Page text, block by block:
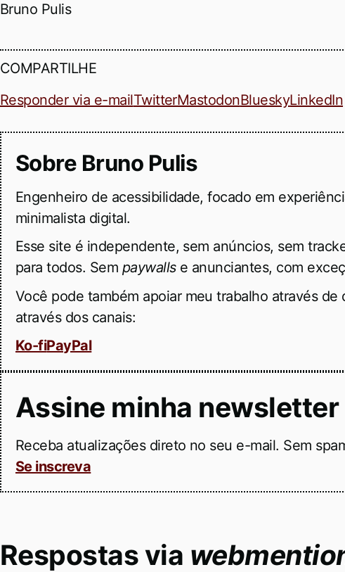
Bruno Pulis
COMPARTILHE
Responder via e-mailTwitterMastodonBlueskyLinkedIn
Sobre Bruno Pulis
Engenheiro de acessibilidade, focado em
minimalista digital.
Esse site é independente, sem anúncios, sem
para todos. Sem paywallse anunciantes, com
Você pode também apoiar meu trabalho através de
através dos canais:
Ko-fiPayPal
Assine minha newsletter
Receba atualizações direto no seu e-mail. Sem
Se inscreva
Respostas via